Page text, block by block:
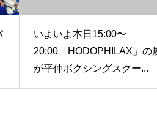
いよいよ本日15:00〜
20:00「HODOPHILAX」の
が平仲ボクシングスクー...